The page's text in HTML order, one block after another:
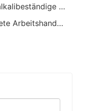
Der letzte : Rote Säure- und alkalibeständige Handschuhe PVC getaucht
Der nächste! : PVC-beschichtete Arbeitshandschuhe Ölbeständige Handschuhe 12 Zoll